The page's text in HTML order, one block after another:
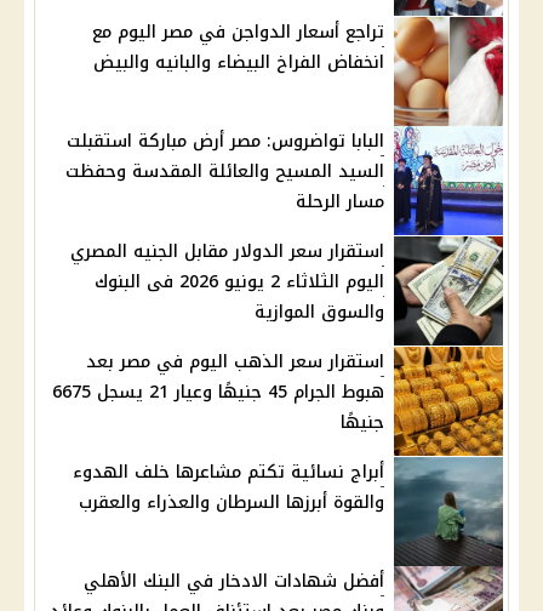
تراجع أسعار الدواجن في مصر اليوم مع
انخفاض الفراخ البيضاء والبانيه والبيض
البابا تواضروس: مصر أرض مباركة استقبلت
السيد المسيح والعائلة المقدسة وحفظت
مسار الرحلة
استقرار سعر الدولار مقابل الجنيه المصري
اليوم الثلاثاء 2 يونيو 2026 فى البنوك
والسوق الموازية
استقرار سعر الذهب اليوم في مصر بعد
هبوط الجرام 45 جنيهًا وعيار 21 يسجل 6675
جنيهًا
أبراج نسائية تكتم مشاعرها خلف الهدوء
والقوة أبرزها السرطان والعذراء والعقرب
أفضل شهادات الادخار في البنك الأهلي